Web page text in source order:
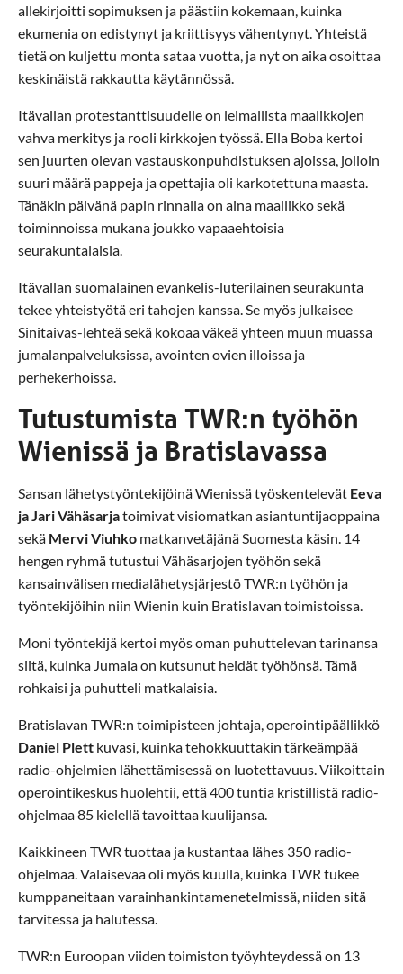
allekirjoitti sopimuksen ja päästiin kokemaan, kuinka
ekumenia on edistynyt ja kriittisyys vähentynyt. Yhteistä
tietä on kuljettu monta sataa vuotta, ja nyt on aika osoittaa
keskinäistä rakkautta käytännössä.
Itävallan protestanttisuudelle on leimallista maalikkojen
vahva merkitys ja rooli kirkkojen työssä. Ella Boba kertoi
sen juurten olevan vastauskonpuhdistuksen ajoissa, jolloin
suuri määrä pappeja ja opettajia oli karkotettuna maasta.
Tänäkin päivänä papin rinnalla on aina maallikko sekä
toiminnoissa mukana joukko vapaaehtoisia
seurakuntalaisia.
Itävallan suomalainen evankelis-luterilainen seurakunta
tekee yhteistyötä eri tahojen kanssa. Se myös julkaisee
Sinitaivas-lehteä sekä kokoaa väkeä yhteen muun muassa
jumalanpalveluksissa, avointen ovien illoissa ja
perhekerhoissa.
Tutustumista TWR:n työhön
Wienissä ja Bratislavassa
Sansan lähetystyöntekijöinä Wienissä työskentelevät Eeva
ja Jari Vähäsarjatoimivat visiomatkan asiantuntijaoppaina
sekä Mervi Viuhko matkanvetäjänä Suomesta käsin. 14
hengen ryhmä tutustui Vähäsarjojen työhön sekä
kansainvälisen medialähetysjärjestö TWR:n työhön ja
työntekijöihin niin Wienin kuin Bratislavan toimistoissa.
Moni työntekijä kertoi myös oman puhuttelevan tarinansa
siitä, kuinka Jumala on kutsunut heidät työhönsä. Tämä
rohkaisi ja puhutteli matkalaisia.
Bratislavan TWR:n toimipisteen johtaja, operointipäällikkö
Daniel Plett kuvasi, kuinka tehokkuuttakin tärkeämpää
radio-ohjelmien lähettämisessä on luotettavuus. Viikoittain
operointikeskus huolehtii, että 400 tuntia kristillistä radio-
ohjelmaa 85 kielellä tavoittaa kuulijansa.
Kaikkineen TWR tuottaa ja kustantaa lähes 350 radio-
ohjelmaa. Valaisevaa oli myös kuulla, kuinka TWR tukee
kumppaneitaan varainhankintamenetelmissä, niiden sitä
tarvitessa ja halutessa.
TWR:n Euroopan viiden toimiston työyhteydessä on 13